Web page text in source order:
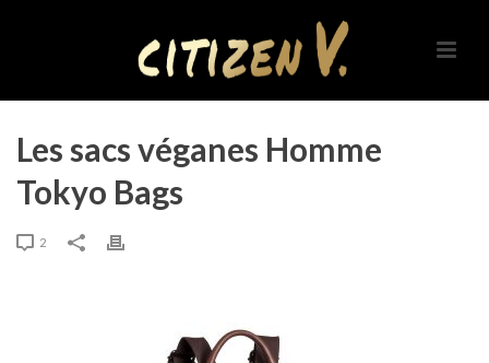
Les sacs véganes Homme
Tokyo Bags
2